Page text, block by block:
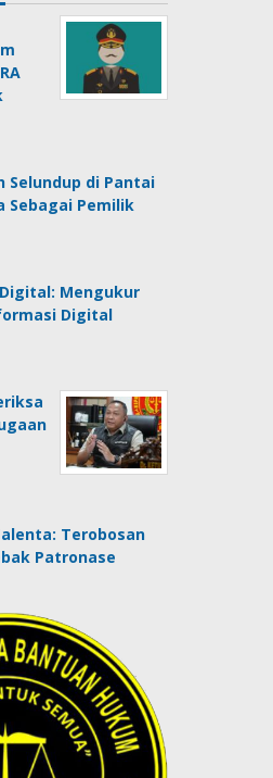
Selundup di Pantai
Sebagai Pemilik
Mengukur
Digital
Terobosan
Patronase